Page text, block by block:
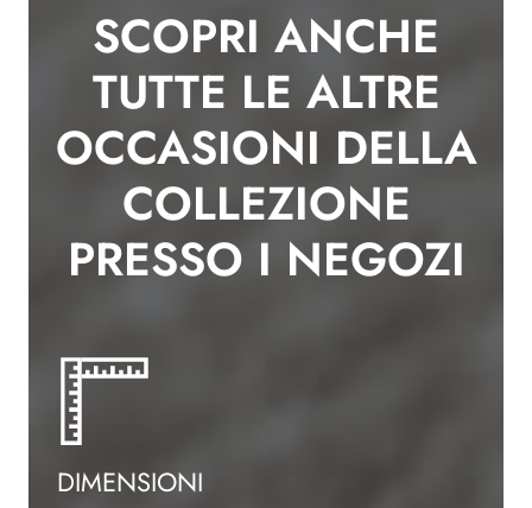
SCOPRI ANCHE
TUTTE LE ALTRE
OCCASIONI DELLA
COLLEZIONE
PRESSO I NEGOZI
DIMENSIONI